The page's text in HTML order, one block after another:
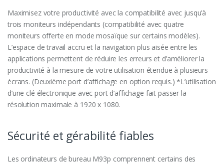
Maximisez votre productivité avec la compatibilité avec jusqu’à
trois moniteurs indépendants (compatibilité avec quatre
moniteurs offerte en mode mosaïque sur certains modèles).
L’espace de travail accru et la navigation plus aisée entre les
applications permettent de réduire les erreurs et d’améliorer la
productivité à la mesure de votre utilisation étendue à plusieurs
écrans. (Deuxième port d’affichage en option requis.) *L’utilisation
d’une clé électronique avec port d’affichage fait passer la
résolution maximale à 1920 x 1080.
Sécurité et gérabilité fiables
Les ordinateurs de bureau M93p comprennent certains des